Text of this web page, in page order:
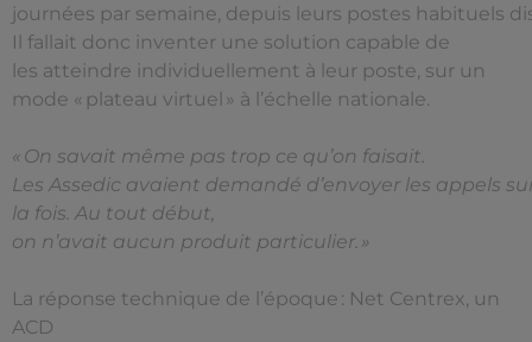
journées par semaine, depuis leurs postes habituels
Il fallait donc inventer une solution capable de
les atteindre individuellement à leur poste, sur un
mode « plateau virtuel » à l’échelle nationale.
« On savait même pas trop ce qu’on faisait.
Les Assedic avaient demandé d’envoyer les appels
la fois. Au tout début,
on n’avait aucun produit particulier. »
La réponse technique de l’époque : Net Centrex, un
ACD